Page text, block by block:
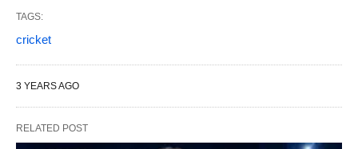
TAGS:
cricket
3 YEARS AGO
RELATED POST